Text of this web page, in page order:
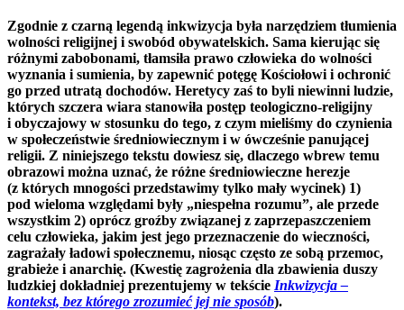
Zgodnie z czarną legendą inkwizycja była narzędziem tłumienia
wolności religijnej i swobód obywatelskich. Sama kierując się
różnymi zabobonami, tłamsiła prawo człowieka do wolności
wyznania i sumienia, by zapewnić potęgę Kościołowi i ochronić
go przed utratą dochodów. Heretycy zaś to byli niewinni ludzie,
których szczera wiara stanowiła postęp teologiczno-religijny
i obyczajowy w stosunku do tego, z czym mieliśmy do czynienia
w społeczeństwie średniowiecznym i w ówcześnie panującej
religii. Z niniejszego tekstu dowiesz się, dlaczego wbrew temu
obrazowi można uznać, że różne średniowieczne herezje
(z których mnogości przedstawimy tylko mały wycinek) 1)
pod wieloma względami były „niespełna rozumu”, ale przede
wszystkim 2) oprócz groźby związanej z zaprzepaszczeniem
celu człowieka, jakim jest jego przeznaczenie do wieczności,
zagrażały ładowi społecznemu, niosąc często ze sobą przemoc,
grabieże i anarchię. (Kwestię zagrożenia dla zbawienia duszy
ludzkiej dokładniej prezentujemy w tekście Inkwizycja –
kontekst, bez którego zrozumieć jej nie sposób).